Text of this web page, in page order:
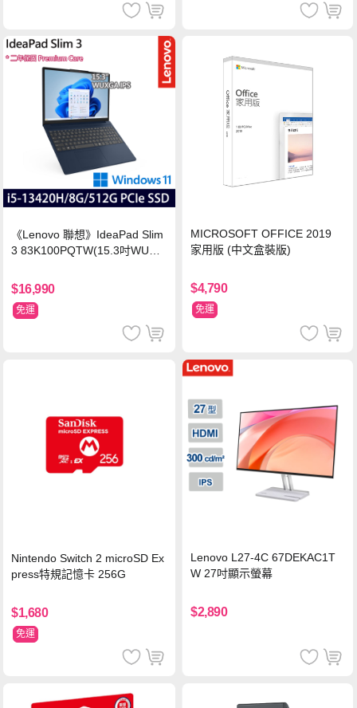
《Lenovo 聯想》IdeaPad Slim
3 83K100PQTW(15.3吋WUXG
n11/二年保)
$16,990
免運
MICROSOFT OFFICE 2019
家用版 (中文盒裝版)
$4,790
免運
Nintendo Switch 2 microSD Ex
press特規記憶卡 256G
$1,680
免運
Lenovo L27-4C 67DEKAC1T
W 27吋顯示螢幕
$2,890